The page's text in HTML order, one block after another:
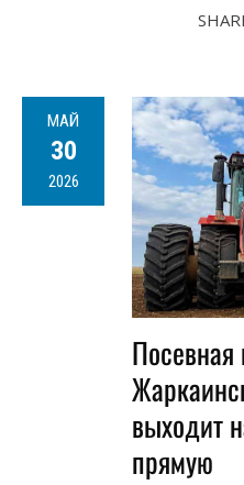
МАЙ
30
2026
выходит
прямую